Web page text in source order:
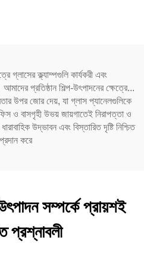
গ্লাসের ক্ল্যাম্পগুলি কার্যকরী এবং
প্রতিষ্ঠান শিল্প-উৎপাদনের ক্ষেত্রে...
উপর জোর দেয়, যা গ্লাস প্যানেলগুলিকে
ও বাসগৃহী উভয় জায়গাতেই নিরাপত্তা ও
উদ্ভাবন এবং বিস্তারিত দৃষ্টি নিশ্চিত
করে
সম্পর্কে প্রায়শই
প্রশ্নাবলী